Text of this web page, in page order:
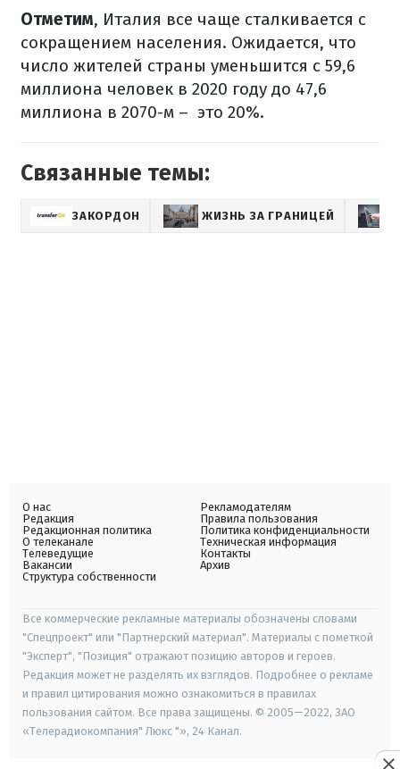
Отметим, Италия все чаще сталкивается с
сокращением населения. Ожидается, что
число жителей страны уменьшится с 59,6
миллиона человек в 2020 году до 47,6
миллиона в 2070-м – это 20%.
Связанные темы:
ЗАКОРДОН ЖИЗНЬ ЗА ГРАНИЦЕЙ
О нас
Редакция
Редакционная политика
О телеканале
Телеведущие
Вакансии
Структура собственности
Рекламодателям
Правила пользования
Политика конфиденциальности
Техническая информация
Контакты
Архив
Все коммерческие рекламные материалы обозначены словами
"Спецпроект" или "Партнерский материал". Материалы с пометкой
"Эксперт", "Позиция" отражают позицию авторов и героев.
Редакция может не разделять их взглядов. Подробнее о рекламе
и правил цитирования можно ознакомиться в правилах
пользования сайтом. Все права защищены. © 2005—2022, ЗАО
«Телерадиокомпания" Люкс "», 24 Канал.